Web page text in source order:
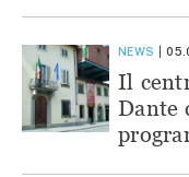
NEWS
Il
Dante